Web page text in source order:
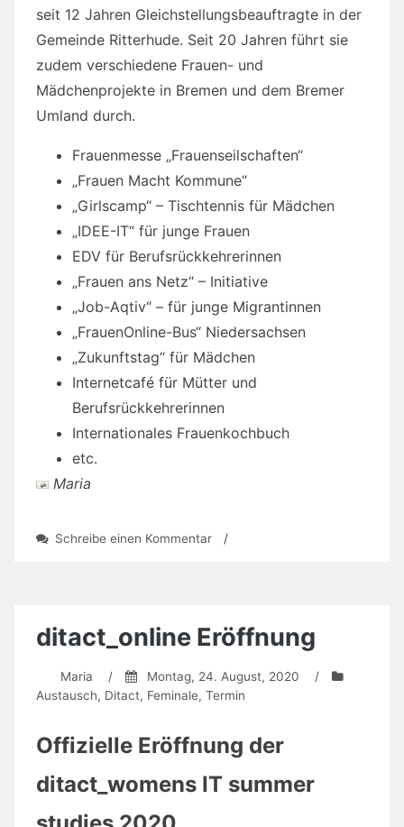
seit 12 Jahren Gleichstellungsbeauftragte in der
Gemeinde Ritterhude. Seit 20 Jahren führt sie
zudem verschiedene Frauen- und
Mädchenprojekte in Bremen und dem Bremer
Umland durch.
Frauenmesse „Frauenseilschaften“
„Frauen Macht Kommune“
„Girlscamp“ – Tischtennis für Mädchen
„IDEE-IT“ für junge Frauen
EDV für Berufsrückkehrerinnen
„Frauen ans Netz“ – Initiative
„Job-Aqtiv“ – für junge Migrantinnen
„FrauenOnline-Bus“ Niedersachsen
„Zukunftstag“ für Mädchen
Internetcafé für Mütter und
Berufsrückkehrerinnen
Internationales Frauenkochbuch
etc.
Maria
Schreibe einen Kommentarzu
Teilnehmerinnen
und
der
Sommeruni
/
ditact_online Eröffnung
Maria / Montag, 24. August, 2020
/
Austausch, Ditact, Feminale, Termin
Offizielle Eröffnung der
ditact_womens IT summer